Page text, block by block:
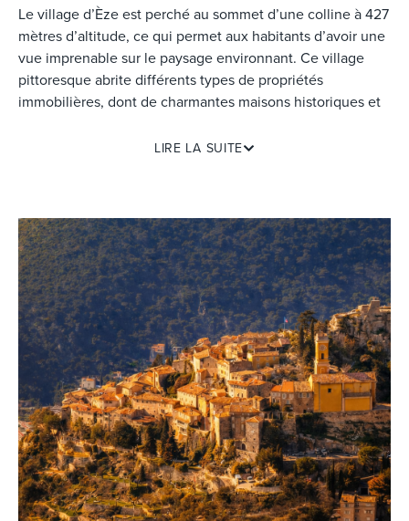
Le village d’Èze est perché au sommet d’une colline à 427
mètres d’altitude, ce qui permet aux habitants d’avoir une
vue imprenable sur le paysage environnant. Ce village
pittoresque abrite différents types de propriétés
immobilières, dont de charmantes maisons historiques et
également les hôtels Château de La Chèvre d’Or et
en fait un marché compétitif pour les acheteurs. Ses
jardins botaniques de renommée mondiale, sa Chapelle
historique de la Sainte Croix et son riche patrimoine
culturel font d’Èze un lieu recherché par ceux qui
apprécient la beauté naturelle et l’histoire. Le village a
une vie économique équilibrée, avec de nombreuses
galeries d’art, des boutiques et des restaurants offrant une
grande variété de cuisines locales et internationales. Èze
Bord de Mer, la plage de galets située en contrebas du
village, est un excellent endroit pour profiter du soleil, de
la mer et des activités nautiques.
Elle est accessible à pied par le sentier Friedrich
Nietzsche depuis le village.
LIRE LA SUITE